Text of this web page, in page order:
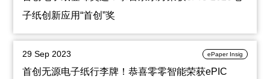
子纸创新应用“首创”奖
29 Sep 2023 ePaper Insig
首创无源电子纸行李牌！恭喜零零智能荣获ePIC